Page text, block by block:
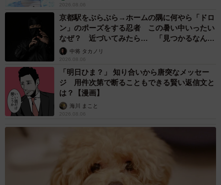
2026.08.06
京都駅をぶらぶら→ホームの隅に何やら「ドロ
ン」のポーズをする忍者 この暑い中いったい
なぜ？ 近づいてみたら… 「見つかるなんて
未熟」中将 タカノリ
2026.08.06
「明日ひま？」 知り合いから唐突なメッセー
ジ 用件次第で断ることもできる賢い返信文と
は？【漫画】
海川 まこと
2026.08.06